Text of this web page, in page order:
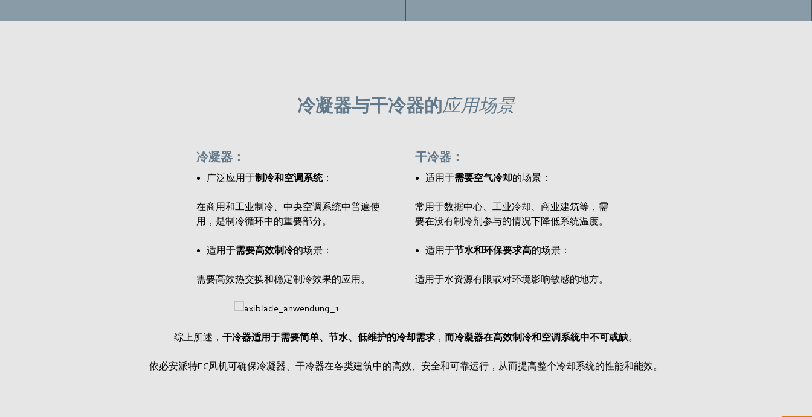
冷凝器是制冷系统中的关键组件，通常用于将气态的制冷剂冷凝成
液态。制冷剂在冷凝器中释放热量，与冷却介质（如空气或水）进
‣ 水冷冷凝器：通过水作为冷却介质，通常与冷却塔配合使用。
干冷器主要利用空气作为冷却介质，通过风机将环境空气引入，与
内部的换热器中的流体（通常是水与乙二醇溶液）进行热交换，带
程。
冷凝器与干冷器的应用场景
冷凝器：
广泛应用于制冷和空调系统：
在商用和工业制冷、中央空调系统中普遍使
用，是制冷循环中的重要部分。
适用于需要高效制冷的场景：
需要高效热交换和稳定制冷效果的应用。
干冷器：
适用于需要空气冷却的场景：
常用于数据中心、工业冷却、商业建筑等，需
要在没有制冷剂参与的情况下降低系统温度。
适用于节水和环保要求高的场景：
适用于水资源有限或对环境影响敏感的地方。
综上所述， 干冷器适用于需要简单、节水、低维护的冷却需求 ， 而冷凝器在高效制冷和空调系统中不可或缺。
依必安派特EC风机可确保冷凝器、干冷器在各类建筑中的高效、安全和可靠运行，从而提高整个冷却系统的性能和能效。